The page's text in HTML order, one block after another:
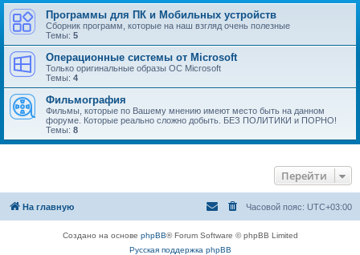
Программы для ПК и Мобильных устройств
Сборник программ, которые на наш взгляд очень полезные
Темы: 5
Операционные системы от Microsoft
Только оригинальные образы ОС Microsoft
Темы: 4
Фильмография
Фильмы, которые по Вашему мнению имеют место быть на данном
форуме. Которые реально сложно добыть. БЕЗ ПОЛИТИКИ и ПОРНО!
Темы: 8
Перейти
На главную Часовой пояс: UTC+03:00
Создано на основе phpBB® Forum Software © phpBB Limited
Русская поддержка phpBB